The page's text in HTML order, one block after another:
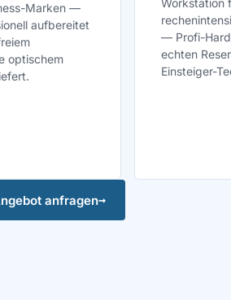
Marken —
aufbereitet
optischem
Workstation
— Profi-
echten
Einsteiger-
anfragen→